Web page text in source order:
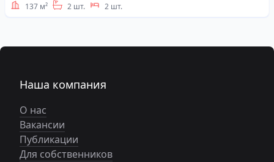
137 м² 2 шт. 2 шт.
Наша компания
О нас
Вакансии
Публикации
Для собственников